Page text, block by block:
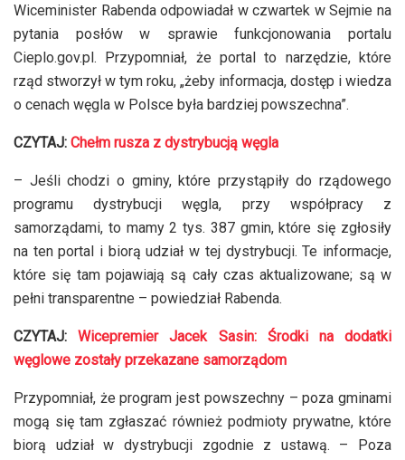
Wiceminister Rabenda odpowiadał w czwartek w Sejmie na
pytania posłów w sprawie funkcjonowania portalu
Cieplo.gov.pl. Przypomniał, że portal to narzędzie, które
rząd stworzył w tym roku, „żeby informacja, dostęp i wiedza
o cenach węgla w Polsce była bardziej powszechna”.
CZYTAJ: Chełm rusza z dystrybucją węgla
– Jeśli chodzi o gminy, które przystąpiły do rządowego
programu dystrybucji węgla, przy współpracy z
samorządami, to mamy 2 tys. 387 gmin, które się zgłosiły
na ten portal i biorą udział w tej dystrybucji. Te informacje,
które się tam pojawiają są cały czas aktualizowane; są w
pełni transparentne – powiedział Rabenda.
CZYTAJ:Wicepremier Jacek Sasin: Środki na dodatki
węglowe zostały przekazane samorządom
Przypomniał, że program jest powszechny – poza gminami
mogą się tam zgłaszać również podmioty prywatne, które
biorą udział w dystrybucji zgodnie z ustawą. – Poza